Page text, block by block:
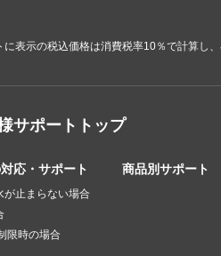
表示の税込価格は消費税率10％で計算し、
サポートトップ
応・サポート
が止まらない場合
限時の場合
商品別サポート